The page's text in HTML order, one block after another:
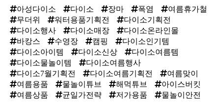
아성다이소 다이소 장마 폭염
여름휴가철
무더위
워터용품기획전
다이소기획전
다이소행사
다이소매장
다이소온라인몰
바캉스
수영장 캠핑
다이소인기템
다이소아이템
다이소신상
다이소여름템
다이소물놀이템
다이소여름행사
다이소7월기획전
다이소여름기획전
여름맞이
여름용품
물놀이튜브 해먹튜브
아이스버킷
여름상품
균일가전략 저가용품 물놀이안전